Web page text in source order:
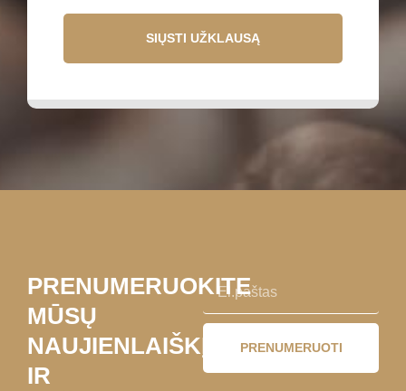
SIŲSTI UŽKLAUSĄ
PRENUMERUOKITE
MŪSŲ
NAUJIENLAIŠKĮ
IR
PRENUMERUOTI